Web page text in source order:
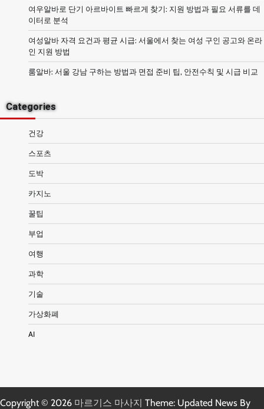
여우알바로 단기 아르바이트 빠르게 찾기: 지원 방법과 필요 서류를 데
이터로 분석
여성알바 자격 요건과 평균 시급: 서울에서 찾는 여성 구인 공고와 온라
인 지원 방법
룸알바: 서울 강남 구하는 방법과 면접 준비 팁, 안전수칙 및 시급 비교
Categories
건강
스포츠
도박
카지노
꿀팁
부업
여행
과학
기술
가상화폐
AI
Copyright © 2026 마르기스 마사지 Theme: Updated News By